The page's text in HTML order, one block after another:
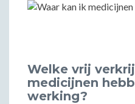
Welke vrij
medicijnen
werking?